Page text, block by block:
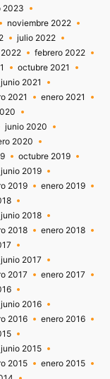
2023
noviembre 2022
julio 2022
febrero 2022
octubre 2021
junio 2021
2021
enero 2021
junio 2020
2020
octubre 2019
junio 2019
2019
enero 2019
junio 2018
2018
enero 2018
junio 2017
2017
enero 2017
junio 2016
2016
enero 2016
junio 2015
2015
enero 2015